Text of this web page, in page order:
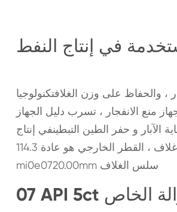
في إنتاج النفط
، والحفاظ على وزن الغلافتكنولوجيا
منع الانفجار ، تسرب دليل الجهاز
الآبار و حفر الطين التبطينفي إنتاج
النفط غلاف ، القطر الخارجي هو عادة 114.3mm 508mmإذا كنت مهتما في أي وقت ، يرجى الاتصال بنا على طول
mi0e0720.00mm سلس الغلاف
07 API 5ct الغلاف الصلب الصفدعم كم يمكن أن توفر العادية ، إزالة الخاص